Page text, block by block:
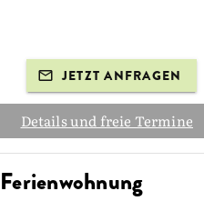
JETZT ANFRAGEN
Details und freie Termine
Ferienwohnung